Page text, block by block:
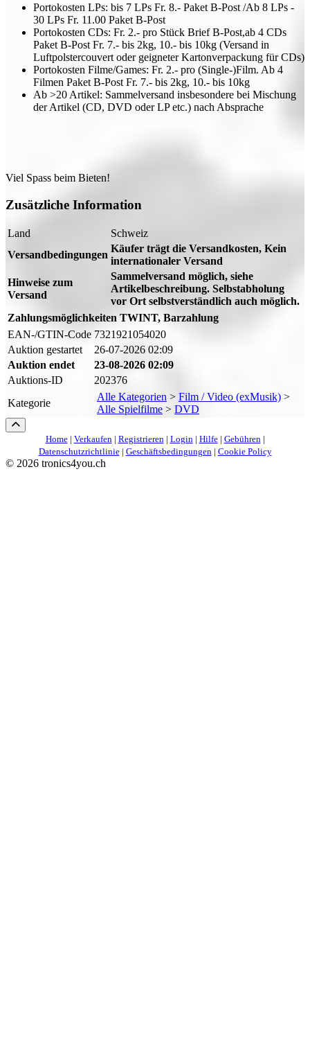
Portokosten LPs: bis 7 LPs Fr. 8.- Paket B-Post /Ab 8 LPs -
30 LPs Fr. 11.00 Paket B-Post
Portokosten CDs: Fr. 2.- pro Stück Brief B-Post,ab 4 CDs
Paket B-Post Fr. 7.- bis 2kg, 10.- bis 10kg (Versand in
Luftpolstercouvert oder geigneter Kartonverpackung für CDs)
Portokosten Filme/Games: Fr. 2.- pro (Single-)Film. Ab 4
Filmen Paket B-Post Fr. 7.- bis 2kg, 10.- bis 10kg
Ab >20 Artikel: Sammelversand insbesondere bei Mischung
der Artikel (CD, DVD oder LP etc.) nach Absprache
Viel Spass beim Bieten!
Zusätzliche Information
Land
Schweiz
Versandbedingungen
Käufer trägt die Versandkosten, Kein
internationaler Versand
Hinweise zum
Versand
Sammelversand möglich, siehe
Artikelbeschreibung. Selbstabholung
vor Ort selbstverständlich auch möglich.
Zahlungsmöglichkeiten TWINT, Barzahlung
EAN-/GTIN-Code 7321921054020
Auktion gestartet
26-07-2026 02:09
Auktion endet
23-08-2026 02:09
Auktions-ID
202376
Kategorie
Alle Kategorien > Film / Video (exMusik) >
Alle Spielfilme > DVD
Home| Verkaufen| Registrieren| Login| Hilfe| Gebühren|
Datenschutzrichtlinie| Geschäftsbedingungen| Cookie Policy
© 2026 tronics4you.ch